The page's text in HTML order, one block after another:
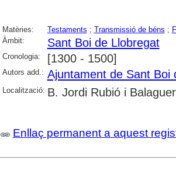
Matèries: Testaments ; Transmissió de béns ;
Àmbit:
Sant Boi de Llobregat
Cronologia: [1300 - 1500]
Autors add.: Ajuntament de Sant Boi
Localització: B. Jordi Rubió i
Enllaç permanent a aquest